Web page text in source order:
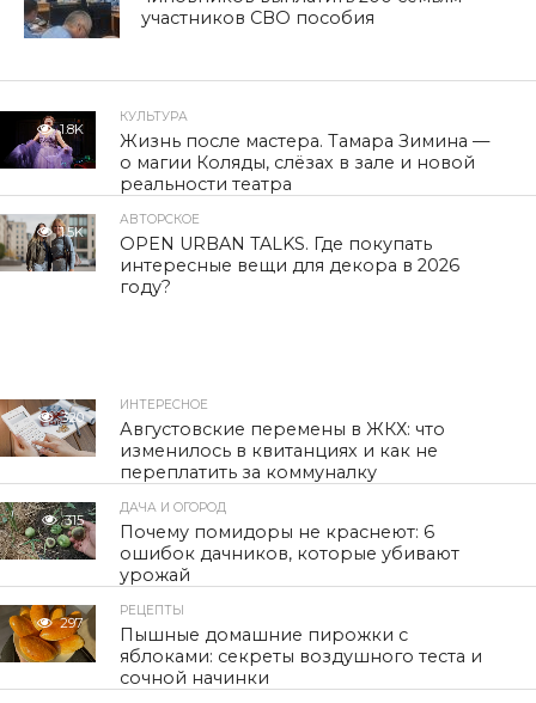
участников СВО пособия
1.8K
КУЛЬТУРА
Жизнь после мастера. Тамара Зимина —
о магии Коляды, слёзах в зале и новой
реальности театра
1.5K
АВТОРСКОЕ
OPEN URBAN TALKS. Где покупать
интересные вещи для декора в 2026
году?
320
ИНТЕРЕСНОЕ
Августовские перемены в ЖКХ: что
изменилось в квитанциях и как не
переплатить за коммуналку
315
ДАЧА И ОГОРОД
Почему помидоры не краснеют: 6
ошибок дачников, которые убивают
урожай
297
РЕЦЕПТЫ
Пышные домашние пирожки с
яблоками: секреты воздушного теста и
сочной начинки